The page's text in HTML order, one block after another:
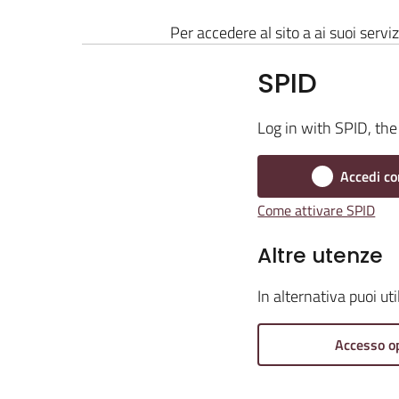
Per accedere al sito a ai suoi
SPID
Log in with SPID,
Accedi
Come attivare SPID
Altre utenze
In alternativa puoi
Accesso